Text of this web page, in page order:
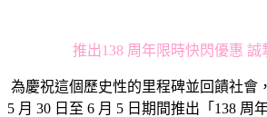
推出138 周年限時快閃優惠 誠
為慶祝這個歷史性的里程碑並回饋社會
5 月 30 日至 6 月 5 日期間推出「138 周